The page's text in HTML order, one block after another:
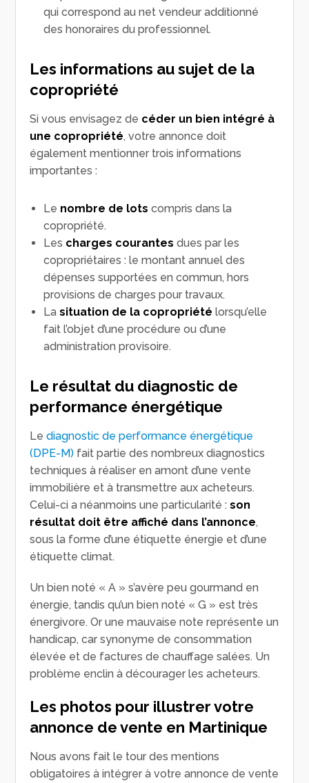
qui correspond au net vendeur additionné
des honoraires du professionnel.
Les informations au sujet de la
copropriété
Si vous envisagez de céder un bien intégré à
une copropriété, votre annonce doit
également mentionner trois informations
importantes :
Le nombre de lots compris dans la
copropriété.
Les charges courantes dues par les
copropriétaires : le montant annuel des
dépenses supportées en commun, hors
provisions de charges pour travaux.
Lasituation de la copropriété lorsqu’elle
fait l’objet d’une procédure ou d’une
administration provisoire.
Le résultat du diagnostic de
performance énergétique
Lediagnostic de performance énergétique
(DPE-M) fait partie des nombreux diagnostics
techniques à réaliser en amont d’une vente
immobilière et à transmettre aux acheteurs.
Celui-ci a néanmoins une particularité :son
résultat doit être affiché dans l’annonce,
sous la forme d’une étiquette énergie et d’une
étiquette climat.
Un bien noté « A » s’avère peu gourmand en
énergie, tandis qu’un bien noté « G » est très
énergivore. Or une mauvaise note représente un
handicap, car synonyme de consommation
élevée et de factures de chauffage salées. Un
problème enclin à décourager les acheteurs.
Les photos pour illustrer votre
annonce de vente en Martinique
Nous avons fait le tour des mentions
obligatoires à intégrer à votre annonce de vente